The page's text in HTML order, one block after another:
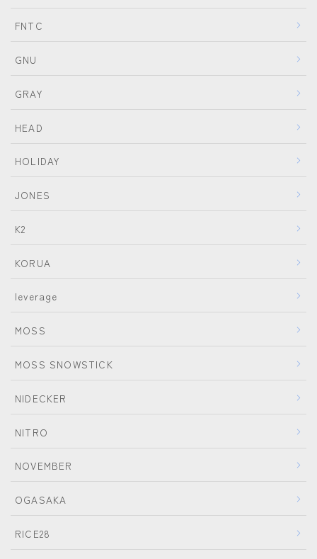
FNTC
GNU
GRAY
HEAD
HOLIDAY
JONES
K2
KORUA
leverage
MOSS
MOSS SNOWSTICK
NIDECKER
NITRO
NOVEMBER
OGASAKA
RICE28